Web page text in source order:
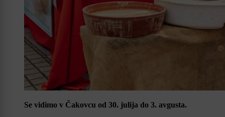
Se vidimo v Čakovcu od 30. julija do 3. avgusta.